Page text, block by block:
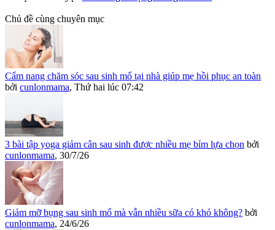
Chủ đề cùng chuyên mục
Cẩm nang chăm sóc sau sinh mổ tại nhà giúp mẹ hồi phục an toàn
bởi cunlonmama, Thứ hai lúc 07:42
3 bài tập yoga giảm cân sau sinh được nhiều mẹ bỉm lựa chọn bởi
cunlonmama, 30/7/26
Giảm mỡ bụng sau sinh mổ mà vẫn nhiều sữa có khó không? bởi
cunlonmama, 24/6/26